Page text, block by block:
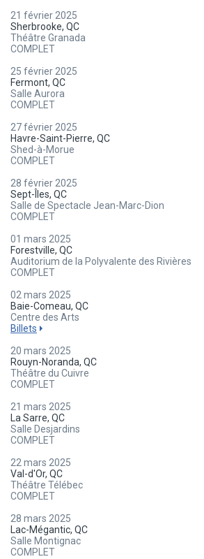
21 février 2025
Sherbrooke, QC
Théâtre Granada
COMPLET
25 février 2025
Fermont, QC
Salle Aurora
COMPLET
27 février 2025
Havre-Saint-Pierre, QC
Shed-à-Morue
COMPLET
28 février 2025
Sept-Îles, QC
Salle de Spectacle Jean-Marc-Dion
COMPLET
01 mars 2025
Forestville, QC
Auditorium de la Polyvalente des Rivières
COMPLET
02 mars 2025
Baie-Comeau, QC
Centre des Arts
Billets
20 mars 2025
Rouyn-Noranda, QC
Théâtre du Cuivre
COMPLET
21 mars 2025
La Sarre, QC
Salle Desjardins
COMPLET
22 mars 2025
Val-d'Or, QC
Théâtre Télébec
COMPLET
28 mars 2025
Lac-Mégantic, QC
Salle Montignac
COMPLET